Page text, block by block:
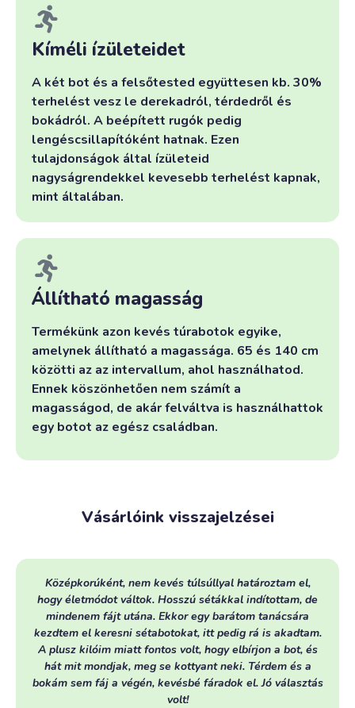
Kíméli ízületeidet
A két bot és a felsőtested együttesen kb. 30%
terhelést vesz le derekadról, térdedről és
bokádról. A beépített rugók pedig
lengéscsillapítóként hatnak. Ezen
tulajdonságok által ízületeid
nagyságrendekkel kevesebb terhelést kapnak,
mint általában.
Állítható magasság
Termékünk azon kevés túrabotok egyike,
amelynek állítható a magassága. 65 és 140 cm
közötti az az intervallum, ahol használhatod.
Ennek köszönhetően nem számít a
magasságod, de akár felváltva is használhattok
egy botot az egész családban.
Vásárlóink visszajelzései
Középkorúként, nem kevés túlsúllyal határoztam el,
hogy életmódot váltok. Hosszú sétákkal indítottam, de
mindenem fájt utána. Ekkor egy barátom tanácsára
kezdtem el keresni sétabotokat, itt pedig rá is akadtam.
A plusz kilóim miatt fontos volt, hogy elbírjon a bot, és
hát mit mondjak, meg se kottyant neki. Térdem és a
bokám sem fáj a végén, kevésbé fáradok el. Jó választás
volt!